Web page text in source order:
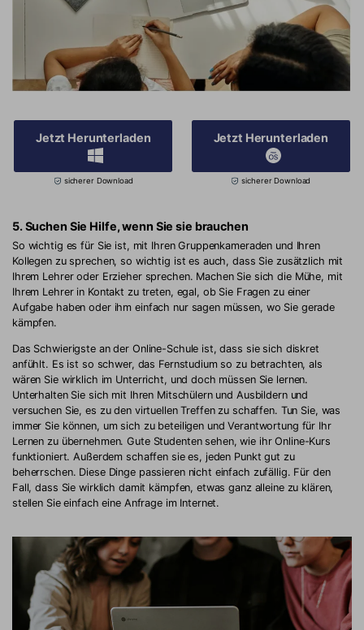
Jetzt Herunterladen
sicherer Download
Jetzt Herunterladen
sicherer Download
5. Suchen Sie Hilfe, wenn Sie sie brauchen
So wichtig es für Sie ist, mit Ihren Gruppenkameraden und Ihren
Kollegen zu sprechen, so wichtig ist es auch, dass Sie zusätzlich mit
Ihrem Lehrer oder Erzieher sprechen. Machen Sie sich die Mühe, mit
Ihrem Lehrer in Kontakt zu treten, egal, ob Sie Fragen zu einer
Aufgabe haben oder ihm einfach nur sagen müssen, wo Sie gerade
kämpfen.
Das Schwierigste an der Online-Schule ist, dass sie sich diskret
anfühlt. Es ist so schwer, das Fernstudium so zu betrachten, als
wären Sie wirklich im Unterricht, und doch müssen Sie lernen.
Unterhalten Sie sich mit Ihren Mitschülern und Ausbildern und
versuchen Sie, es zu den virtuellen Treffen zu schaffen. Tun Sie, was
immer Sie können, um sich zu beteiligen und Verantwortung für Ihr
Lernen zu übernehmen. Gute Studenten sehen, wie ihr Online-Kurs
funktioniert. Außerdem schaffen sie es, jeden Punkt gut zu
beherrschen. Diese Dinge passieren nicht einfach zufällig. Für den
Fall, dass Sie wirklich damit kämpfen, etwas ganz alleine zu klären,
stellen Sie einfach eine Anfrage im Internet.